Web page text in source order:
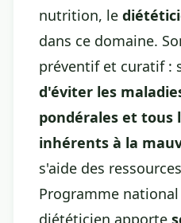
nutrition, le
dans ce domaine.
préventif et curatif :
d'éviter les
pondérales et tous
inhérents à la
s'aide des
Programme
diététicien apporte